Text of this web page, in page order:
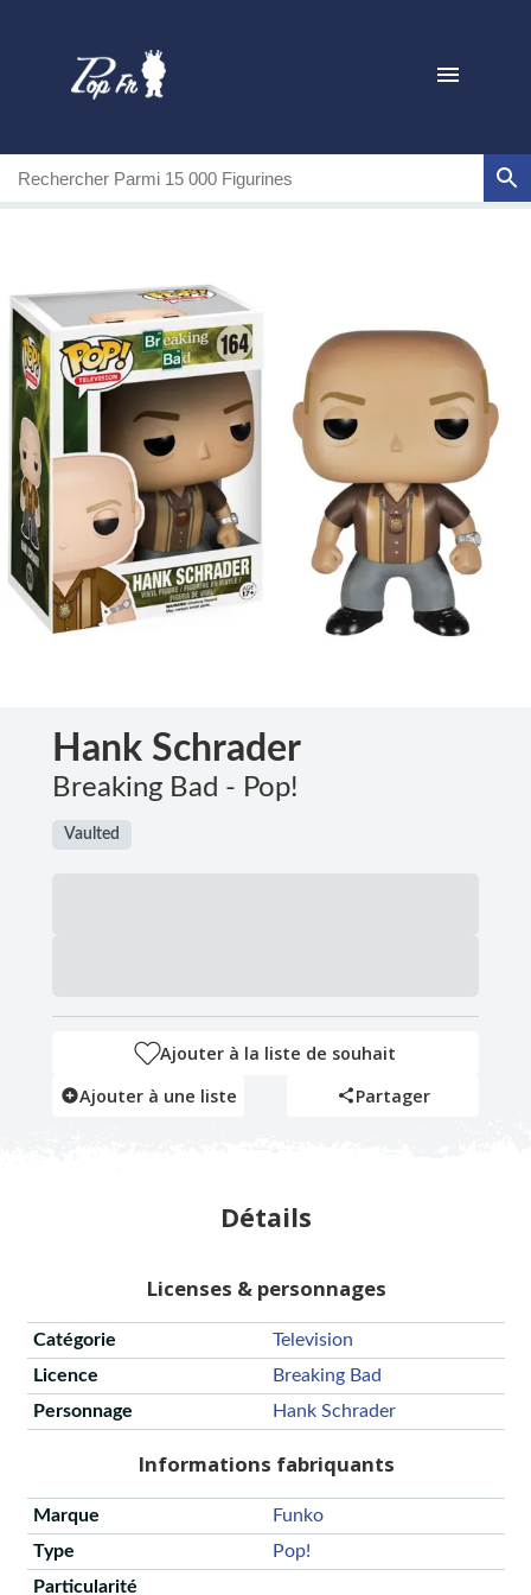
Hank Schrader
Breaking Bad - Pop!
Vaulted
Ajouter à la liste de souhait
Ajouter à une liste
Partager
Détails
Licenses & personnages
Catégorie
Television
Licence
Breaking Bad
Personnage
Hank Schrader
Informations fabriquants
Marque
Funko
Type
Pop!
Particularité